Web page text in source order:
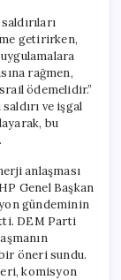
getirirken,
rağmen,
ödemelidir.”
ve işgal
bu
anlaşması
Genel Başkan
gündeminin
DEM Parti
öneri sundu.
komisyon